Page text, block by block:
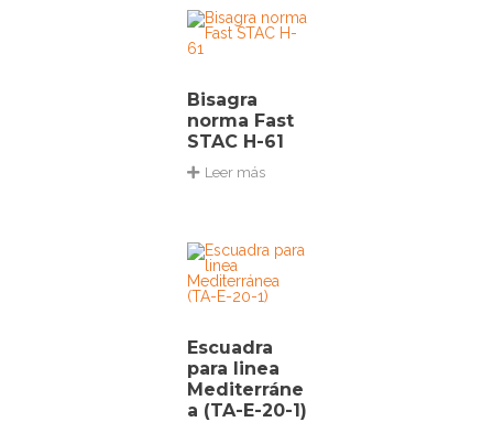
Bisagra
norma Fast
STAC H-61
Leer más
Escuadra
para linea
Mediterráne
a (TA-E-20-1)